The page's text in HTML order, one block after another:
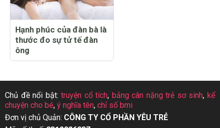
Hạnh phúc của đàn bà là
thước đo sự tử tế đàn
ông
Chủ đề nổi bật:truyện cổ tích, bảng cân nặng trẻ sơ sinh,kể
chuyện cho bé, ý nghĩa tên, chỉ số bmi
Đơn vị chủ Quản: CÔNG TY CỔ PHẦN YÊU TRẺ